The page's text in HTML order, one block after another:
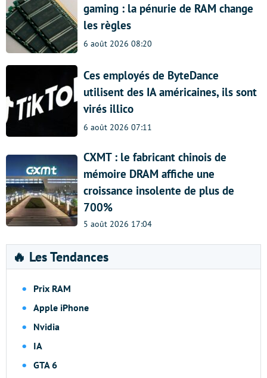
gaming : la pénurie de RAM change
les règles
6 août 2026 08:20
Ces employés de ByteDance
utilisent des IA américaines, ils sont
virés illico
6 août 2026 07:11
CXMT : le fabricant chinois de
mémoire DRAM affiche une
croissance insolente de plus de
700%
5 août 2026 17:04
🔥 Les Tendances
Prix RAM
Apple iPhone
Nvidia
IA
GTA 6